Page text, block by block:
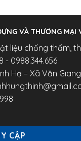
VÀ THƯƠNG MẠI
liệu chống thấm,
- 0988.344.656
Hạ – Xã Văn
CẬP